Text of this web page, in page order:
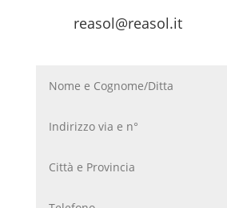
reasol@reasol.it